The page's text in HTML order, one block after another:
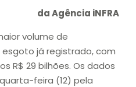
da Agência iNFRA
volume de
já registrado, com
R$ 29 bilhões. Os dados
feira (12) pela